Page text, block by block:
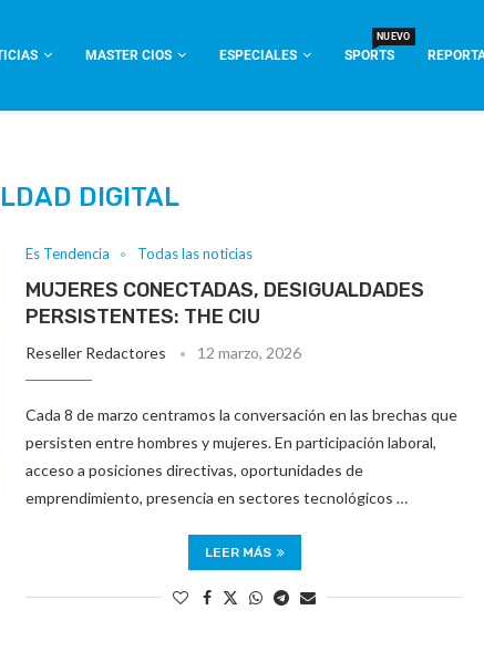
MASTER CIOS ESPECIALES SPORTS
NUEVO
DIGITAL
Es Tendencia Todas las noticias
MUJERES CONECTADAS, DESIGUALDADES
PERSISTENTES: THE CIU
Reseller Redactores 12 marzo, 2026
Cada 8 de marzo centramos la conversación en las brechas que
persisten entre hombres y mujeres. En participación laboral,
acceso a posiciones directivas, oportunidades de
emprendimiento, presencia en sectores tecnológicos …
LEER MÁS